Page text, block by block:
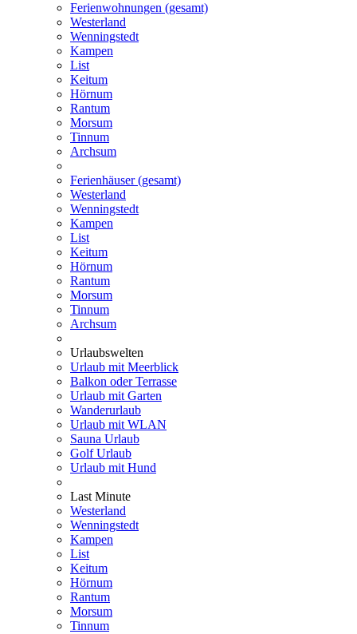
Ferienwohnungen (gesamt)
Westerland
Wenningstedt
Kampen
List
Keitum
Hörnum
Rantum
Morsum
Tinnum
Archsum
Ferienhäuser (gesamt)
Westerland
Wenningstedt
Kampen
List
Keitum
Hörnum
Rantum
Morsum
Tinnum
Archsum
Urlaubswelten
Urlaub mit Meerblick
Balkon oder Terrasse
Urlaub mit Garten
Wanderurlaub
Urlaub mit WLAN
Sauna Urlaub
Golf Urlaub
Urlaub mit Hund
Last Minute
Westerland
Wenningstedt
Kampen
List
Keitum
Hörnum
Rantum
Morsum
Tinnum